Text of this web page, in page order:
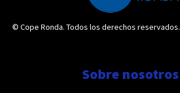
© Cope Ronda. Todos los derechos reservados.
Sobre nosotros